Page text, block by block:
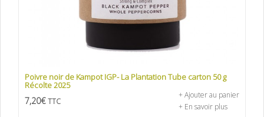
Poivre noir de Kampot IGP- La Plantation Tube carton 50 g
Récolte 2025
7,20€ TTC
+ Ajouter au panier
+ En savoir plus